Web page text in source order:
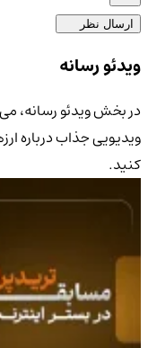
ارسال نظر
4.9/5
ویدئو رسانه
در بخش ویدئو رسانه،
ویدیویی جذاب درباره
کنید.